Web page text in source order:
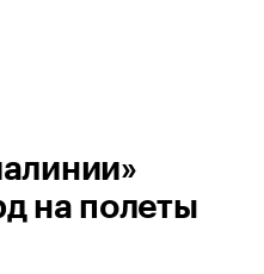
на полеты